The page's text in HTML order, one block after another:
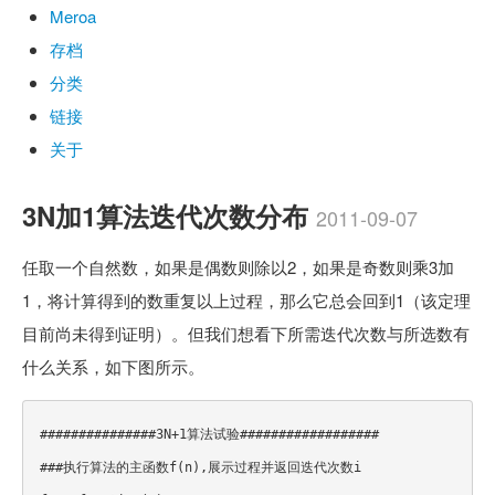
Meroa
存档
分类
链接
关于
3N加1算法迭代次数分布 2011-09-07
任取一个自然数，如果是偶数则除以2，如果是奇数则乘3加
1，将计算得到的数重复以上过程，那么它总会回到1（该定理
目前尚未得到证明）。但我们想看下所需迭代次数与所选数有
什么关系，如下图所示。
###############3N+1算法试验##################
###执行算法的主函数f(n),展示过程并返回迭代次数i